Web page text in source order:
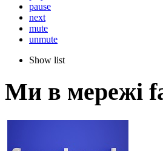
pause
next
mute
unmute
Show list
Ми в мережі